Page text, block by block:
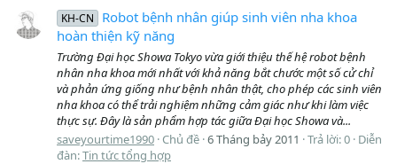
KH-CN
Robot bệnh nhân giúp sinh viên nha khoa
hoàn thiện kỹ năng
Trường Đại học Showa Tokyo vừa giới thiệu thế hệ robot bệnh
nhân nha khoa mới nhất với khả năng bắt chước một số cử chỉ
và phản ứng giống như bệnh nhân thật, cho phép các sinh viên
nha khoa có thể trải nghiệm những cảm giác như khi làm việc
thực sự. Đây là sản phẩm hợp tác giữa Đại học Showa và...
saveyourtime1990 Chủ đề 6 Tháng bảy 2011 Trả lời: 0 Diễn
đàn:Tin tức tổng hợp